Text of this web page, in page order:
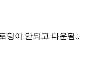
딩이 안되고 다운됨..